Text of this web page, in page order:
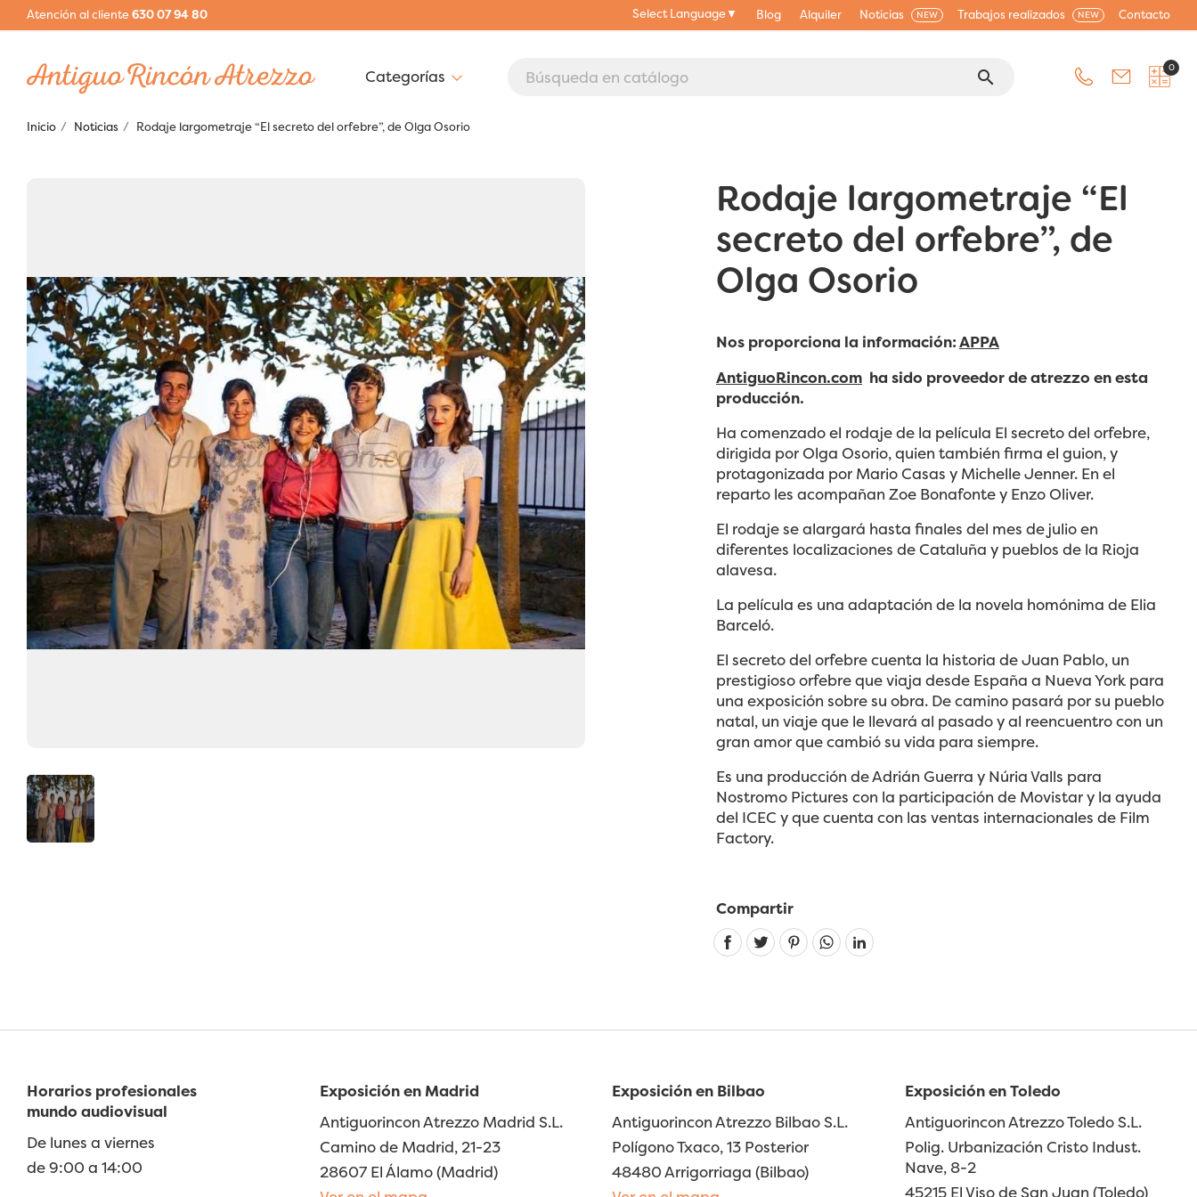
Atención al cliente630 07 94 80 Select Language▼ Blog Alquiler Noticias NEW Trabajos realizados NEW Contacto
search 0
Inicio Noticias Rodaje largometraje “El secreto del orfebre”, de Olga Osorio
Rodaje largometraje “El
secreto del orfebre”, de
Olga Osorio
Nos proporciona la información:APPA
AntiguoRincon.com ha sido proveedor de atrezzo en esta
producción.
Ha comenzado el rodaje de la película El secreto del orfebre,
dirigida por Olga Osorio, quien también firma el guion, y
protagonizada por Mario Casas y Michelle Jenner. En el
reparto les acompañan Zoe Bonafonte y Enzo Oliver.
El rodaje se alargará hasta finales del mes de julio en
diferentes localizaciones de Cataluña y pueblos de la Rioja
alavesa.
La película es una adaptación de la novela homónima de Elia
Barceló.
El secreto del orfebre cuenta la historia de Juan Pablo, un
prestigioso orfebre que viaja desde España a Nueva York para
una exposición sobre su obra. De camino pasará por su pueblo
natal, un viaje que le llevará al pasado y al reencuentro con un
gran amor que cambió su vida para siempre.
Es una producción de Adrián Guerra y Núria Valls para
Nostromo Pictures con la participación de Movistar y la ayuda
del ICEC y que cuenta con las ventas internacionales de Film
Factory.
Compartir
Linkedin
Horarios profesionales
mundo audiovisual
De lunes a viernes
de 9:00 a 14:00
Exposición en Madrid
Antiguorincon Atrezzo Madrid S.L.
Camino de Madrid, 21-23
28607 El Álamo (Madrid)
Exposición en Bilbao
Antiguorincon Atrezzo Bilbao S.L.
Polígono Txaco, 13 Posterior
48480 Arrigorriaga (Bilbao)
Exposición en Toledo
Antiguorincon Atrezzo Toledo S.L.
Polig. Urbanización Cristo Indust.
Nave, 8-2
45215 El Viso de San Juan (Toledo)